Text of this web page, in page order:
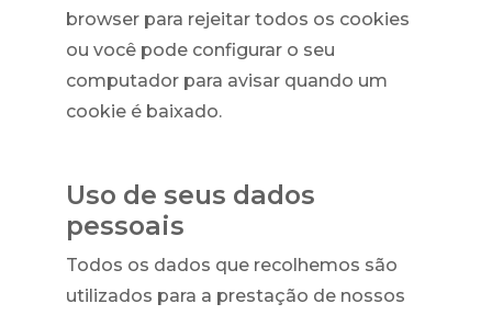
browser para rejeitar todos os cookies
ou você pode configurar o seu
computador para avisar quando um
cookie é baixado.
Uso de seus dados
pessoais
Todos os dados que recolhemos são
utilizados para a prestação de nossos